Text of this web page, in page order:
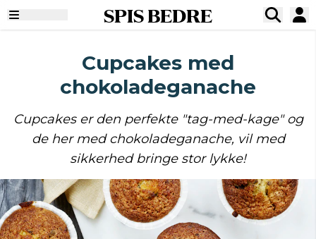
SPIS BEDRE
Cupcakes med
chokoladeganache
Cupcakes er den perfekte "tag-med-kage" og
de her med chokoladeganache, vil med
sikkerhed bringe stor lykke!